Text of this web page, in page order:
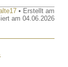
• Erstellt am
am 04.06.2026